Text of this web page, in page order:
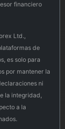
financiero
Ltd.,
de
es solo para
por mantener la
ni
la integridad,
a la